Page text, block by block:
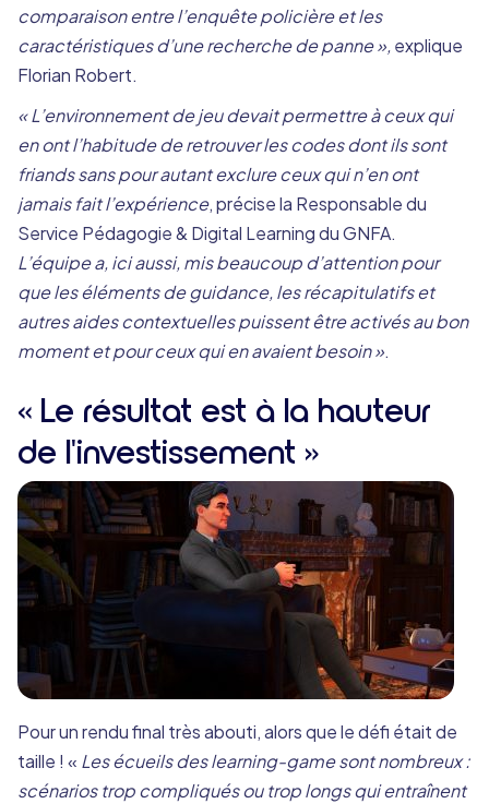
comparaison entre l’enquête policière et les
caractéristiques d’une recherche de panne »,explique
Florian Robert.
« L’environnement de jeu devait permettre à ceux qui
en ont l’habitude de retrouver les codes dont ils sont
friands sans pour autant exclure ceux qui n’en ont
jamais fait l’expérience, précise la Responsable du
Service Pédagogie & Digital Learning du GNFA.
L’équipe a, ici aussi, mis beaucoup d’attention pour
que les éléments de guidance, les récapitulatifs et
autres aides contextuelles puissent être activés au bon
moment et pour ceux qui en avaient besoin ».
« Le résultat est à la hauteur
de l'investissement »
Pour un rendu final très abouti, alors que le défi était de
taille ! « Les écueils des learning-game sont nombreux :
scénarios trop compliqués ou trop longs qui entraînent